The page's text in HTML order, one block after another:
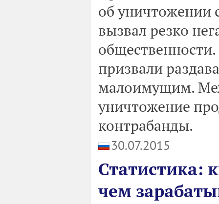
об уничтожении
вызвал резко
призвали
малоимущим.
уничтожение
контрабанды.
30.07.2015
Статистика:
чем